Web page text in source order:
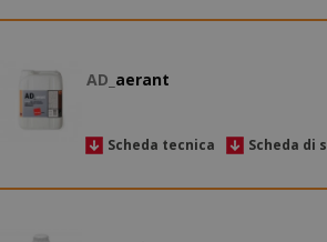
AD_ aerant
Scheda tecnica Scheda di